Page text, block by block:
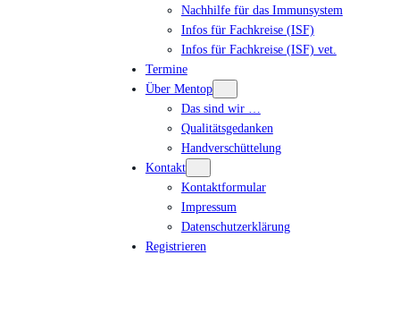
Nachhilfe für das Immunsystem
Infos für Fachkreise (ISF)
Infos für Fachkreise (ISF) vet.
Termine
Über Mentop
Das sind wir …
Qualitätsgedanken
Handverschüttelung
Kontakt
Kontaktformular
Impressum
Datenschutzerklärung
Registrieren